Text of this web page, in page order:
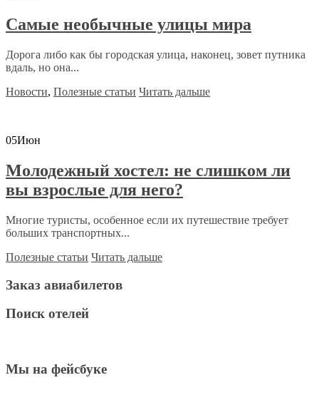
Самые необычные улицы мира
Дорога либо как бы городская улица, наконец, зовет путника
вдаль, но она...
Новости, Полезные статьи Читать дальше
05Июн
Молодежный хостел: не слишком ли
вы взрослые для него?
Многие туристы, особенное если их путешествие требует
больших транспортных...
Полезные статьи Читать дальше
Заказ авиабилетов
Поиск отелей
Мы на фейсбуке